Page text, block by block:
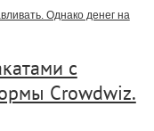
Однако денег на
с
Crowdwiz.